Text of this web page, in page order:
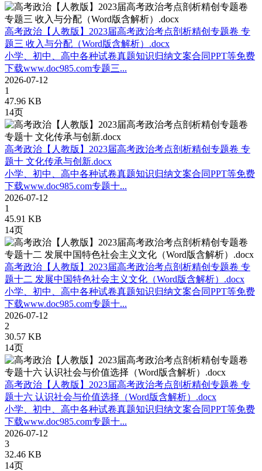
高考政治【人教版】2023届高考政治考点剖析精创专题卷 专
题三 收入与分配（Word版含解析）.docx
小学、初中、高中各种试卷真题知识归纳文案合同PPT等免费
下载www.doc985.com专题三...
2026-07-12
1
47.96 KB
14页
高考政治【人教版】2023届高考政治考点剖析精创专题卷 专
题十 文化传承与创新.docx
小学、初中、高中各种试卷真题知识归纳文案合同PPT等免费
下载www.doc985.com专题十...
2026-07-12
1
45.91 KB
14页
高考政治【人教版】2023届高考政治考点剖析精创专题卷 专
题十二 发展中国特色社会主义文化（Word版含解析）.docx
小学、初中、高中各种试卷真题知识归纳文案合同PPT等免费
下载www.doc985.com专题十...
2026-07-12
2
30.57 KB
14页
高考政治【人教版】2023届高考政治考点剖析精创专题卷 专
题十六 认识社会与价值选择（Word版含解析）.docx
小学、初中、高中各种试卷真题知识归纳文案合同PPT等免费
下载www.doc985.com专题十...
2026-07-12
3
32.46 KB
14页